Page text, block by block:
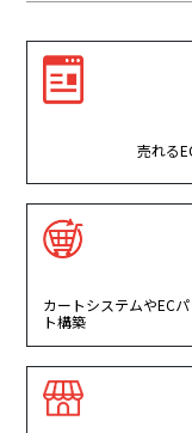
売れる
カートシステムやEC
ト構築